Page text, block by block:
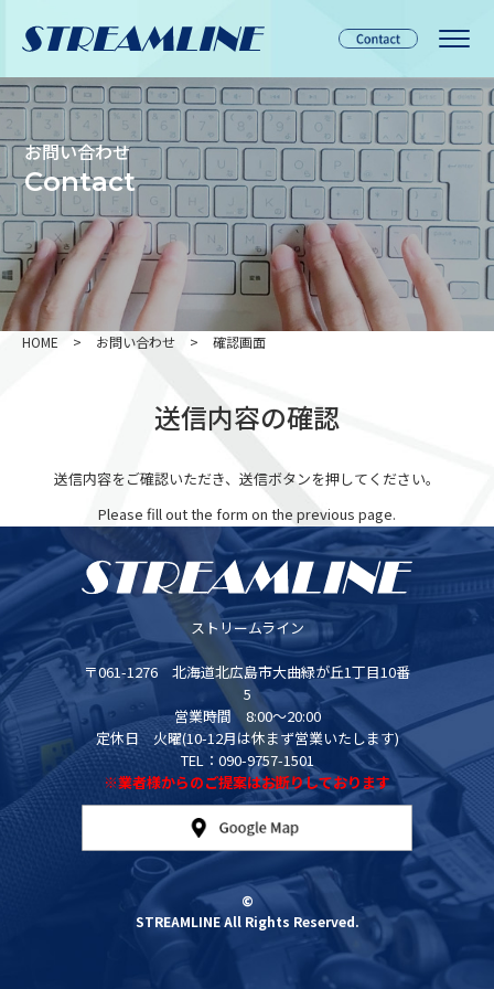
お問い合わせ
Contact
HOME > お問い合わせ > 確認画面
送信内容の確認
送信内容をご確認いただき、送信ボタンを押してください。
Please fill out the form on the previous page.
ストリームライン
〒061-1276 北海道北広島市大曲緑が丘1丁目10番
5
営業時間 8:00～20:00
定休日 火曜(10-12月は休まず営業いたします)
TEL：090-9757-1501
※業者様からのご提案はお断りしております
©
STREAMLINE All Rights Reserved.